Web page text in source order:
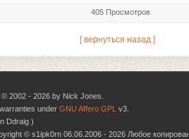
405 Просмотров
[ вернуться назад ]
2002 - 2026 by Nick Jones.
under GNU Affero GPL v3.
Ddraig )
© s1ipk0rn 06.06.2006 - 2026 Любое